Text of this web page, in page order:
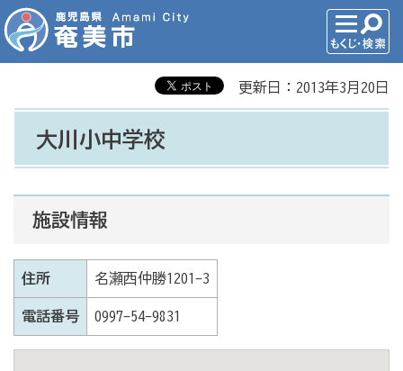
更新日：2013年3月20日
大川小中学校
施設情報
住所 名瀬西仲勝1201-3
電話番号 0997-54-9831